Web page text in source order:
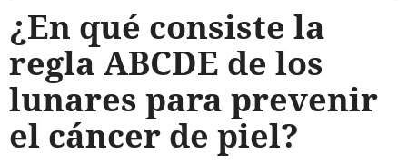
¿En qué consiste la
regla ABCDE de los
lunares para prevenir
el cáncer de piel?